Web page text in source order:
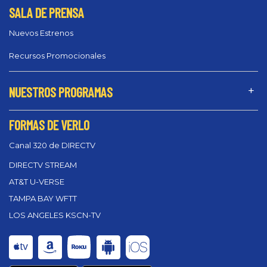
SALA DE PRENSA
Nuevos Estrenos
Recursos Promocionales
NUESTROS PROGRAMAS
FORMAS DE VERLO
Canal 320 de DIRECTV
DIRECTV STREAM
AT&T U-VERSE
TAMPA BAY WFTT
LOS ANGELES KSCN-TV